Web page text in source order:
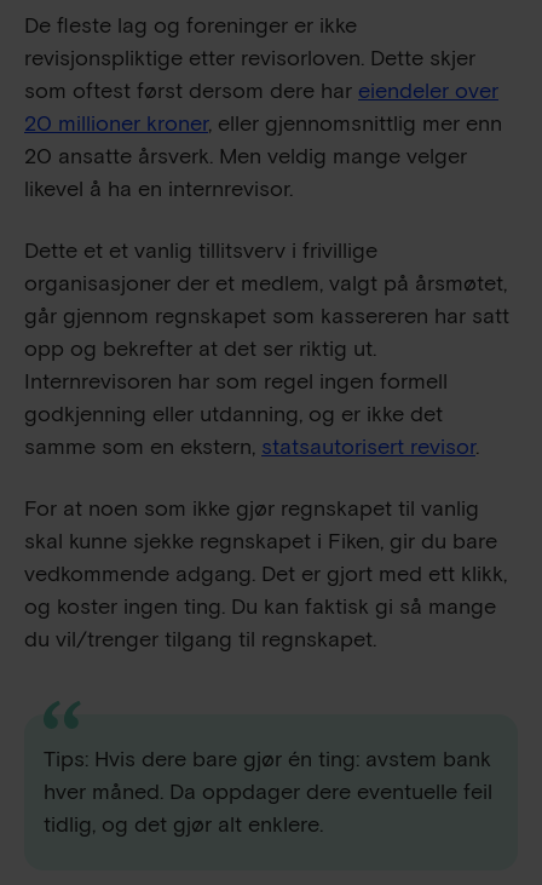
De fleste lag og foreninger er ikke
revisjonspliktige etter revisorloven. Dette skjer
som oftest først dersom dere har eiendeler over
20 millioner kroner, eller gjennomsnittlig mer enn
20 ansatte årsverk. Men veldig mange velger
likevel å ha en internrevisor.
Dette et et vanlig tillitsverv i frivillige
organisasjoner der et medlem, valgt på årsmøtet,
går gjennom regnskapet som kassereren har satt
opp og bekrefter at det ser riktig ut.
Internrevisoren har som regel ingen formell
godkjenning eller utdanning, og er ikke det
samme som en ekstern, statsautorisert revisor.
For at noen som ikke gjør regnskapet til vanlig
skal kunne sjekke regnskapet i Fiken, gir du bare
vedkommende adgang. Det er gjort med ett klikk,
og koster ingen ting. Du kan faktisk gi så mange
du vil/trenger tilgang til regnskapet.
Tips: Hvis dere bare gjør én ting: avstem bank
hver måned. Da oppdager dere eventuelle feil
tidlig, og det gjør alt enklere.